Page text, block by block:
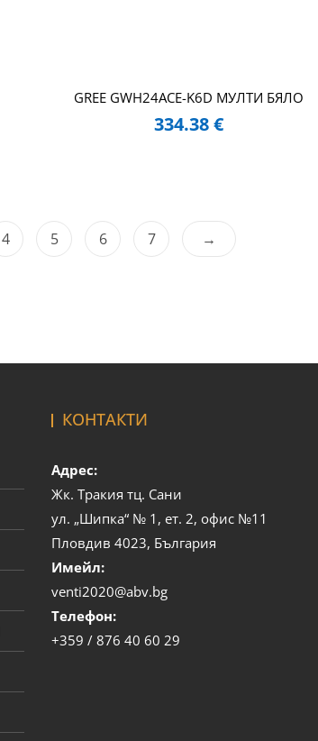
GREE GWH24ACE-K6D МУЛТИ БЯЛО
334.38€
4 5 6 7 →
КОНТАКТИ
Адрес:
Жк. Тракия тц. Сани
ул. „Шипка“ № 1, ет. 2, офис №11
Пловдив 4023, България
Имейл:
venti2020@abv.bg
Телефон:
+359 / 876 40 60 29